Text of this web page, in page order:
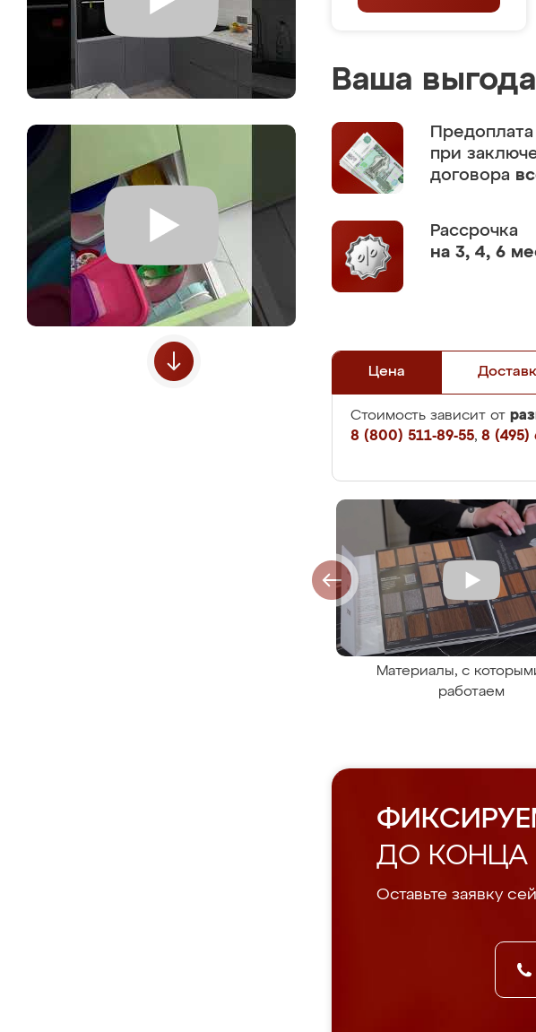
Ваша
Предоплата
при
договора
Рассрочка
на 3, 4, 6
Цена
Стоимость зависит от
8 (800) 511-89-55, 8 (495)
Материалы, с
работаем
ДО КОНЦА
Оставьте заявку